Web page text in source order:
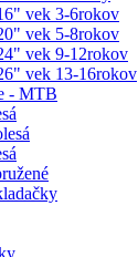
vek 3-6rokov
vek 5-8rokov
vek 9-12rokov
vek 13-16rokov
- MTB